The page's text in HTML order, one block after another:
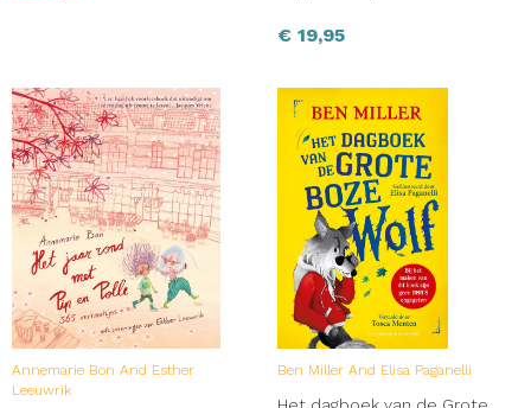
€ 19,95
Annemarie Bon And Esther
Leeuwrik
Ben Miller And Elisa Paganelli
Het dagboek van de Grote